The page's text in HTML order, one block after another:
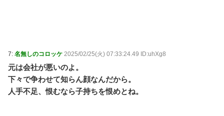
7: 名無しのコロッケ 2025/02/25(火) 07:33:24.49 ID:uhXg8
元は会社が悪いのよ。
下々で争わせて知らん顔なんだから。
人手不足、恨むなら子持ちを恨めとね。